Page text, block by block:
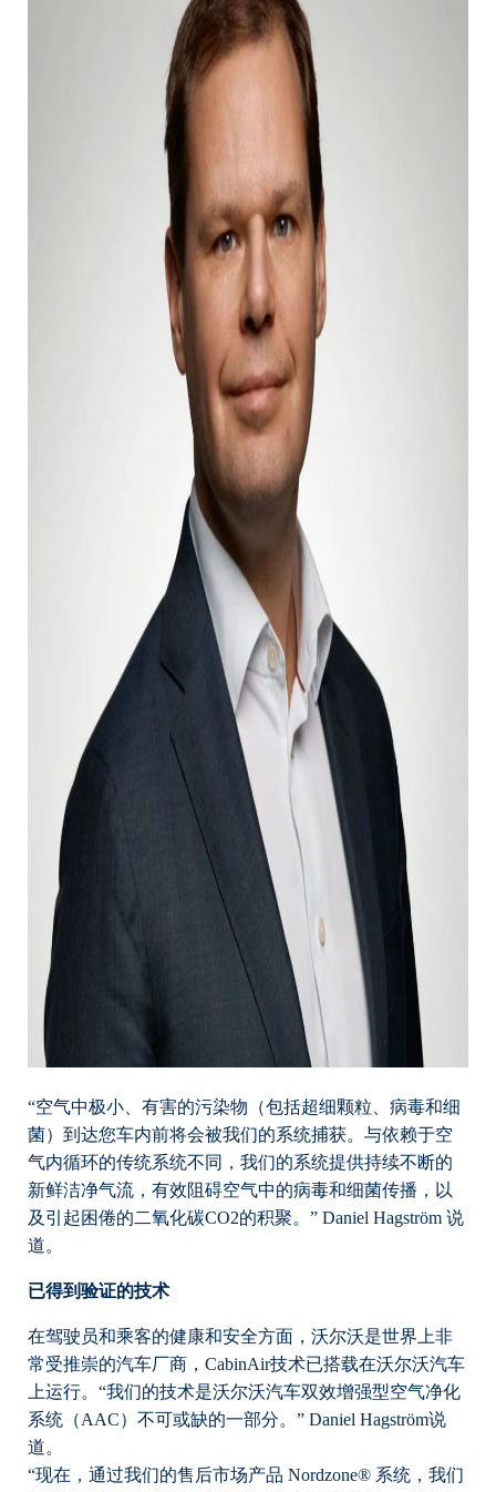
“空气中极小、有害的污染物（包括超细颗粒、病毒和细
菌）到达您车内前将会被我们的系统捕获。与依赖于空
气内循环的传统系统不同，我们的系统提供持续不断的
新鲜洁净气流，有效阻碍空气中的病毒和细菌传播，以
及引起困倦的二氧化碳CO2的积聚。” Daniel Hagström 说
道。
已得到验证的技术
在驾驶员和乘客的健康和安全方面，沃尔沃是世界上非
常受推崇的汽车厂商，CabinAir技术已搭载在沃尔沃汽车
上运行。“我们的技术是沃尔沃汽车双效增强型空气净化
系统（AAC）不可或缺的一部分。” Daniel Hagström说
道。
“现在，通过我们的售后市场产品 Nordzone® 系统，我们